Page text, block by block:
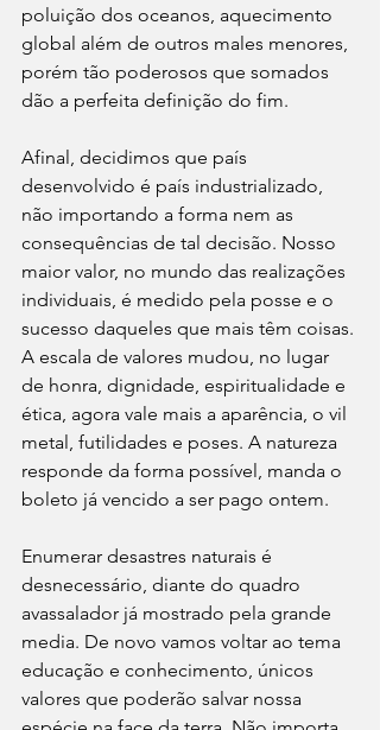
poluição dos oceanos, aquecimento
global além de outros males menores,
porém tão poderosos que somados
dão a perfeita definição do fim.
Afinal, decidimos que país
desenvolvido é país industrializado,
não importando a forma nem as
consequências de tal decisão. Nosso
maior valor, no mundo das realizações
individuais, é medido pela posse e o
sucesso daqueles que mais têm coisas.
A escala de valores mudou, no lugar
de honra, dignidade, espiritualidade e
ética, agora vale mais a aparência, o vil
metal, futilidades e poses. A natureza
responde da forma possível, manda o
boleto já vencido a ser pago ontem.
Enumerar desastres naturais é
desnecessário, diante do quadro
avassalador já mostrado pela grande
media. De novo vamos voltar ao tema
educação e conhecimento, únicos
valores que poderão salvar nossa